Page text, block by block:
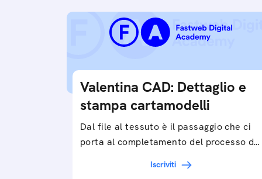
Valentina CAD: Dettaglio e
stampa cartamodelli
Dal file al tessuto è il passaggio che ci
porta al completamento del processo di
parametrici.Approfondisci e…
Iscriviti